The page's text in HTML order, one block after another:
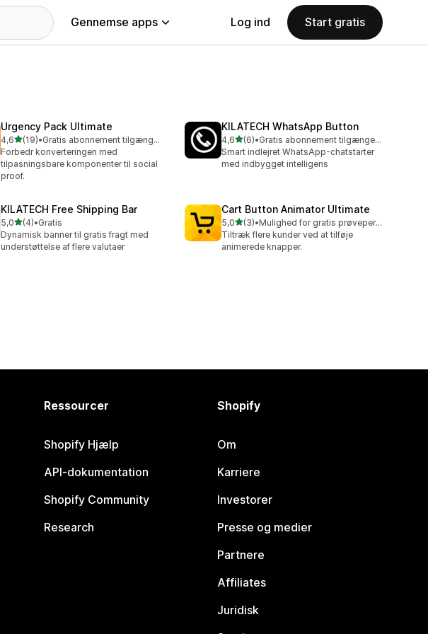
Gennemse apps Log ind Start gratis
Urgency Pack Ultimate
4,6ud af 5 stjerner
(19)
19 anmeldelser i alt
•
Gratis abonnement tilgængeligt
Forbedr konverteringen med
tilpasningsbare komponenter til social
proof.
KILATECH WhatsApp Button
4,6ud af 5 stjerner
(6)
6 anmeldelser i alt
•
Gratis abonnement tilgængeligt
Smart indlejret WhatsApp-chatstarter
med indbygget intelligens
KILATECH Free Shipping Bar
5,0ud af 5 stjerner
(4)
4 anmeldelser i alt
•Gratis
Dynamisk banner til gratis fragt med
understøttelse af flere valutaer
Cart Button Animator Ultimate
5,0ud af 5 stjerner
(3)
3 anmeldelser i alt
•
Mulighed for gratis prøveperiode
Tiltræk flere kunder ved at tilføje
animerede knapper.
Ressourcer
Shopify Hjælp
API-dokumentation
Shopify Community
Research
Shopify
Om
Karriere
Investorer
Presse og medier
Partnere
Affiliates
Juridisk